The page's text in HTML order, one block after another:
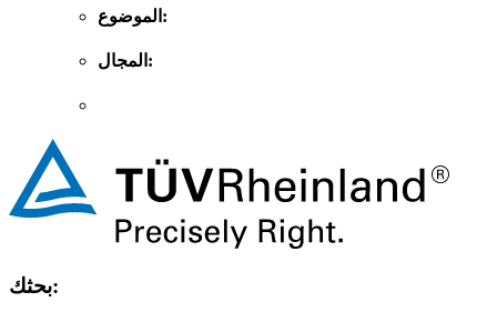
الموضوع:
المجال:
بحثك: